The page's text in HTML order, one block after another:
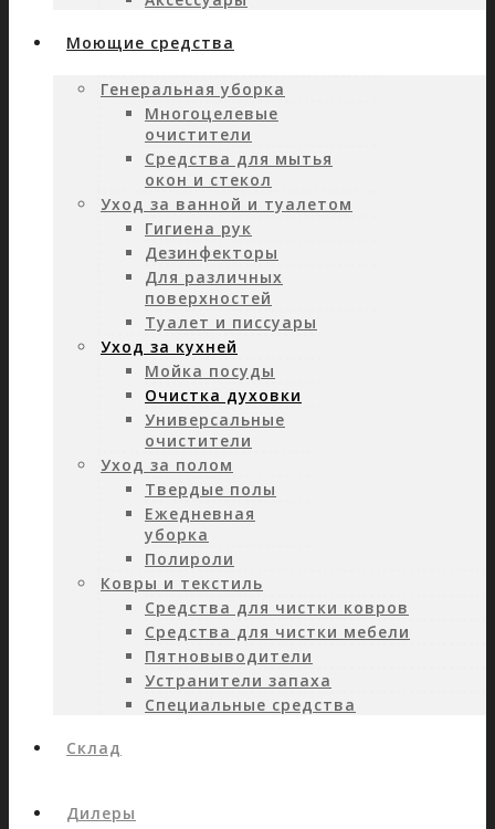
Моющие средства
Генеральная уборка
Многоцелевые
очистители
Средства для мытья
окон и стекол
Уход за ванной и туалетом
Гигиена рук
Дезинфекторы
Для различных
поверхностей
Туалет и писсуары
Уход за кухней
Мойка посуды
Очистка духовки
Универсальные
очистители
Уход за полом
Твердые полы
Ежедневная
уборка
Полироли
Ковры и текстиль
Средства для чистки ковров
Средства для чистки мебели
Пятновыводители
Устранители запаха
Специальные средства
Склад
Дилеры